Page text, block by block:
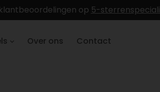
op 5-
Over ons Contact